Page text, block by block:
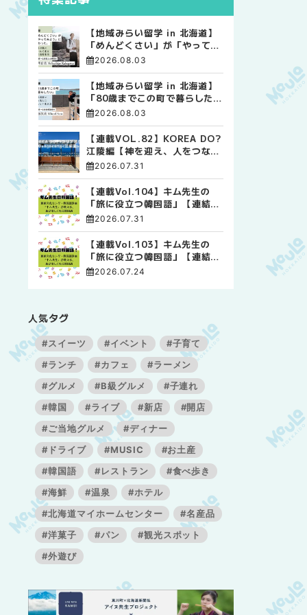
【地域みらい留学 in 北海道】
「めんどくさい」が「やってみ
よう」に変わった。 十勝の風
自由な高校生活
2026.08.03
【地域みらい留学 in 北海道】
「80歳までこの町で暮らした
い」 標津高校で踏み出した、
2026.08.03
【連載VOL.82】KOREA DO?
江陵編【神を迎え、人をつなぐ
時間 ― 江陵端午祭 】
2026.07.31
【連載Vol.104】キム先生の
「旅に役立つ韓国語」【連結語
尾について その4】
2026.07.31
【連載Vol.103】キム先生の
「旅に役立つ韓国語」【連結語
尾について その3】
2026.07.24
人気タグ
#スイーツ #イベント
#子育て
#ランチ
#カフェ
#ラーメン
#グルメ
#B級グルメ
#子連れ
#韓国
#ライブ #新店
#開店
#ご当地グルメ
#ディナー
#ドライブ
#MUSIC
#お土産
#韓国語
#レストラン
#食べ歩き
#海鮮
#温泉
#ホテル
#北海道マイホームセンター
#名産品
#洋菓子
#パン
#観光スポット
#外遊び